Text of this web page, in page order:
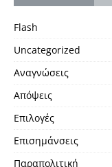
Flash
Uncategorized
Αναγνώσεις
Απόψεις
Επιλογές
Επισημάνσεις
Παραπολιτική